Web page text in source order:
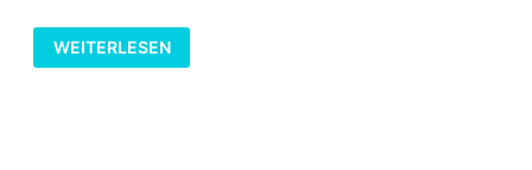
LAVENDELKISSEN:
GASTGESCHENKE
FÜR
WEITERLESEN